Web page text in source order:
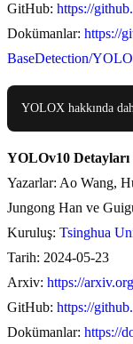
GitHub: https://
Dokümanlar: https://
BaseDetection/
YOLOX hakkında
YOLOv10 Detayları
Yazarlar: Ao Wang,
Jungong Han ve
Kuruluş: Tsinghua
Tarih: 2024-05-23
Arxiv: https://
GitHub: https://
Dokümanlar: https://